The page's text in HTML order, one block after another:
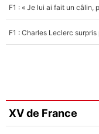
XV de France